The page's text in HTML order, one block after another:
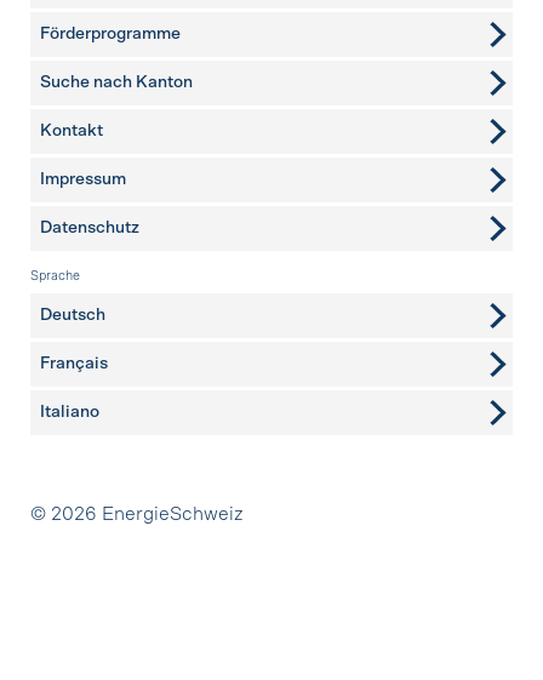
Förderprogramme
Suche nach Kanton
weitere Seiten
Kontakt
Impressum
Datenschutz
Sprache
Deutsch
Français
Italiano
Partner
© 2026 EnergieSchweiz